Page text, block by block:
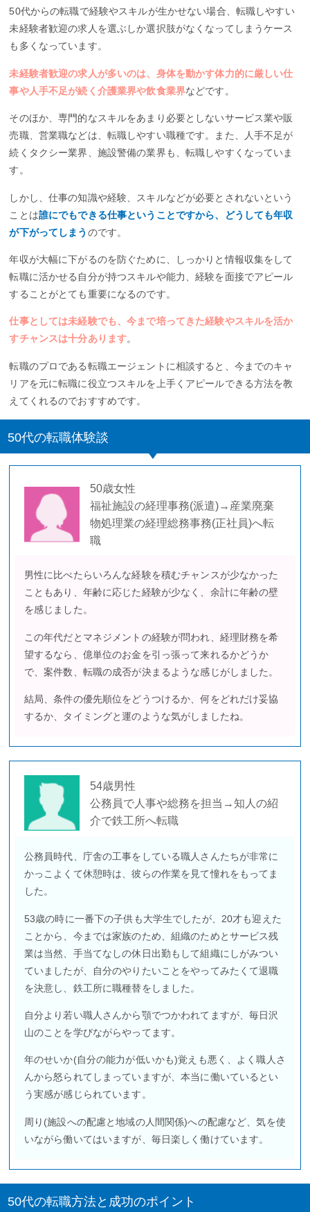
50代からの転職で経験やスキルが生かせない場合、転職しやすい
未経験者歓迎の求人を選ぶしか選択肢がなくなってしまうケース
も多くなっています。
未経験者歓迎の求人が多いのは、身体を動かす体力的に厳しい仕
事や人手不足が続く介護業界や飲食業界などです。
そのほか、専門的なスキルをあまり必要としないサービス業や販
売職、営業職などは、転職しやすい職種です。また、人手不足が
続くタクシー業界、施設警備の業界も、転職しやすくなっていま
す。
しかし、仕事の知識や経験、スキルなどが必要とされないという
ことは誰にでもできる仕事ということですから、どうしても年収
が下がってしまう のです。
年収が大幅に下がるのを防ぐために、しっかりと情報収集をして
転職に活かせる自分が持つスキルや能力、経験を面接でアピール
することがとても重要になるのです。
仕事としては未経験でも、今まで培ってきた経験やスキルを活か
すチャンスは十分あります。
転職のプロである転職エージェントに相談すると、今までのキャ
リアを元に転職に役立つスキルを上手くアピールできる方法を教
えてくれるのでおすすめです。
50代の転職体験談
50歳女性
福祉施設の経理事務(派遣)→産業廃棄
物処理業の経理総務事務(正社員)へ転
職
男性に比べたらいろんな経験を積むチャンスが少なかった
こともあり、年齢に応じた経験が少なく、余計に年齢の壁
を感じました。
この年代だとマネジメントの経験が問われ、経理財務を希
望するなら、億単位のお金を引っ張って来れるかどうか
で、案件数、転職の成否が決まるような感じがしました。
結局、条件の優先順位をどうつけるか、何をどれだけ妥協
するか、タイミングと運のような気がしましたね。
54歳男性
公務員で人事や総務を担当→知人の紹
介で鉄工所へ転職
公務員時代、庁舎の工事をしている職人さんたちが非常に
かっこよくて休憩時は、彼らの作業を見て憧れをもってま
した。
53歳の時に一番下の子供も大学生でしたが、20才も迎えた
ことから、今までは家族のため、組織のためとサービス残
業は当然、手当てなしの休日出勤もして組織にしがみつい
ていましたが、自分のやりたいことをやってみたくて退職
を決意し、鉄工所に職種替をしました。
自分より若い職人さんから顎でつかわれてますが、毎日沢
山のことを学びながらやってます。
年のせいか(自分の能力が低いかも)覚えも悪く、よく職人さ
んから怒られてしまっていますが、本当に働いているとい
う実感が感じられています。
周り(施設への配慮と地域の人間関係)への配慮など、気を使
いながら働いてはいますが、毎日楽しく働けています。
50代の転職方法と成功のポイント